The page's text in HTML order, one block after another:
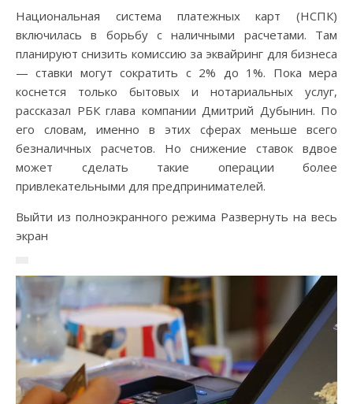
Национальная система платежных карт (НСПК)
включилась в борьбу с наличными расчетами. Там
планируют снизить комиссию за эквайринг для бизнеса
— ставки могут сократить с 2% до 1%. Пока мера
коснется только бытовых и нотариальных услуг,
рассказал РБК глава компании Дмитрий Дубынин. По
его словам, именно в этих сферах меньше всего
безналичных расчетов. Но снижение ставок вдвое
может сделать такие операции более
привлекательными для предпринимателей.
Выйти из полноэкранного режима Развернуть на весь
экран